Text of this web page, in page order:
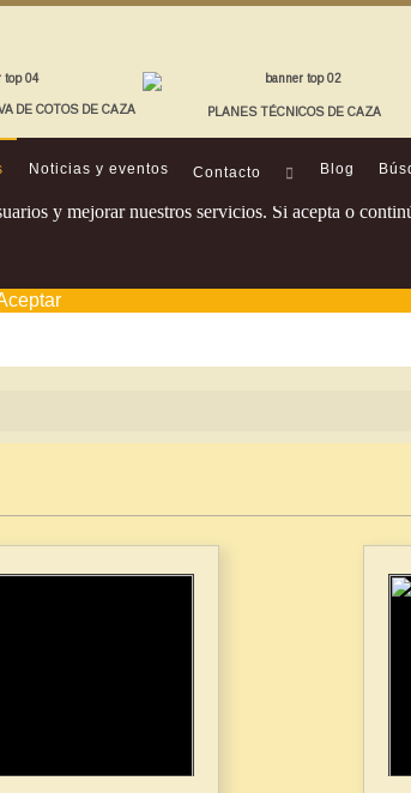
DE COTOS DE CAZA PLANES TÉCNICOS DE CAZA
Noticias y eventos Contacto Blog
y mejorar nuestros servicios. Si acepta o